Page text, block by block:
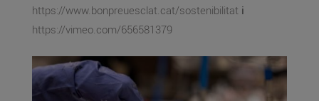
https://www.bonpreuesclat.cat/sostenibilitat i
https://vimeo.com/656581379